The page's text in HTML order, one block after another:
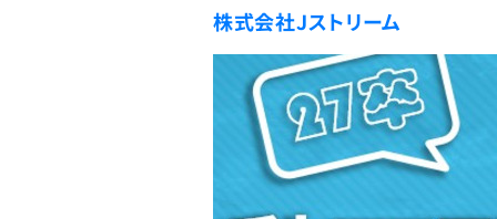
インタビュー
就活成功ガイド
株式会社Jストリーム